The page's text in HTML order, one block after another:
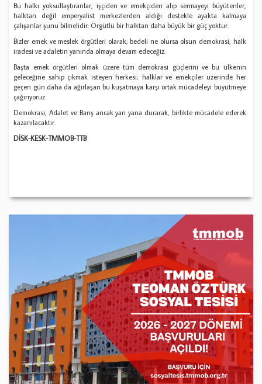
Bu halkı yoksullaştıranlar, işçiden ve emekçiden alıp sermayeyi büyütenler,
halktan değil emperyalist merkezlerden aldığı destekle ayakta kalmaya
çalışanlar şunu bilmelidir: Örgütlü bir halktan daha büyük bir güç yoktur.
Bizler emek ve meslek örgütleri olarak; bedeli ne olursa olsun demokrasi, halk
iradesi ve adaletin yanında olmaya devam edeceğiz.
Başta emek örgütleri olmak üzere tüm demokrasi güçlerini ve bu ülkenin
geleceğine sahip çıkmak isteyen herkesi; halklar ve emekçiler üzerinde her
geçen gün daha da ağırlaşan bu kuşatmaya karşı ortak mücadeleyi büyütmeye
çağırıyoruz.
Demokrasi, Adalet ve Barış ancak yan yana durarak, birlikte mücadele ederek
kazanılacaktır.
DİSK-KESK-TMMOB-TTB